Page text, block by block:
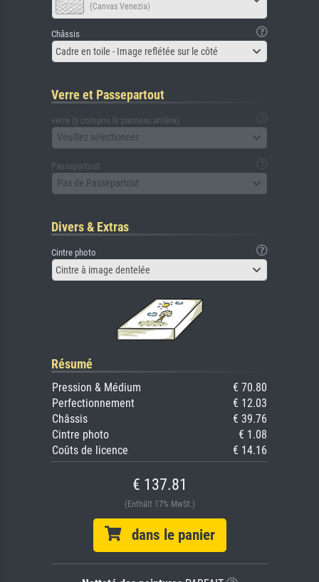
(Canvas Venezia)
Châssis
Cadre en toile - Image reflétée sur le côté
Verre et Passepartout
verre (y compris le panneau arrière)
Veuillez sélectionner
Passepartout
Pas de Passepartout
Divers & Extras
Cintre photo
Cintre à image dentelée
Résumé
Pression & Médium
€ 70.80
Perfectionnement
€ 12.03
Châssis
€ 39.76
Cintre photo
€ 1.08
Coûts de licence
€ 14.16
€ 137.81
(Enthält 17% MwSt.)
dans le panier